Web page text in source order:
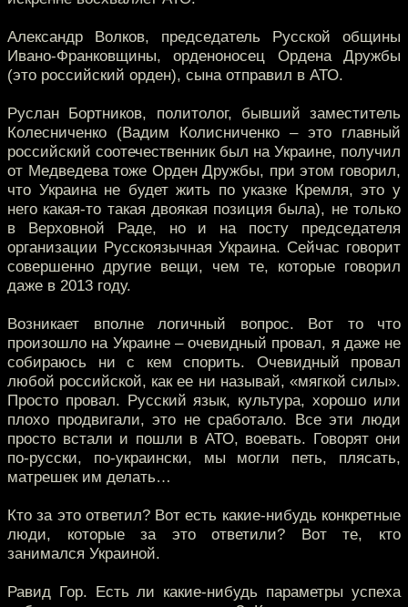
Александр Волков, председатель Русской общины
Ивано-Франковщины, орденоносец Ордена Дружбы
(это российский орден), сына отправил в АТО.
Руслан Бортников, политолог, бывший заместитель
Колесниченко (Вадим Колисниченко – это главный
российский соотечественник был на Украине, получил
от Медведева тоже Орден Дружбы, при этом говорил,
что Украина не будет жить по указке Кремля, это у
него какая-то такая двоякая позиция была), не только
в Верховной Раде, но и на посту председателя
организации Русскоязычная Украина. Сейчас говорит
совершенно другие вещи, чем те, которые говорил
даже в 2013 году.
Возникает вполне логичный вопрос. Вот то что
произошло на Украине – очевидный провал, я даже не
собираюсь ни с кем спорить. Очевидный провал
любой российской, как ее ни называй, «мягкой силы».
Просто провал. Русский язык, культура, хорошо или
плохо продвигали, это не сработало. Все эти люди
просто встали и пошли в АТО, воевать. Говорят они
по-русски, по-украински, мы могли петь, плясать,
матрешек им делать…
Кто за это ответил? Вот есть какие-нибудь конкретные
люди, которые за это ответили? Вот те, кто
занимался Украиной.
Равид Гор. Есть ли какие-нибудь параметры успеха